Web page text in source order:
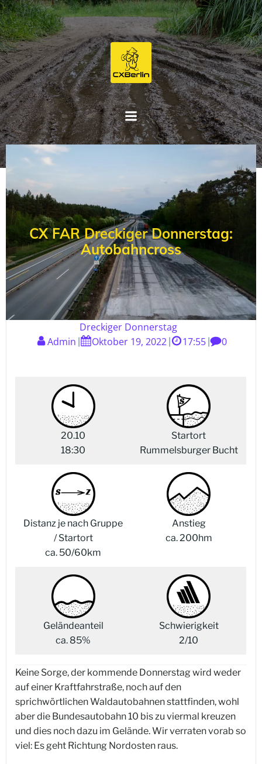
Zum
Inhalt
springen
CX FAR Dreckiger Donnerstag:
Autobahncross
Dreckiger Donnerstag
Admin
Oktober 19, 2022 17:55 0
20.10
18:30
Startort
Rummelsburger Bucht
Distanz je nach Gruppe
/ Startort
ca. 50/60km
Anstieg
ca. 200hm
Geländeanteil
ca. 85%
Schwierigkeit
2/10
Keine Sorge, der kommende Donnerstag wird weder
auf einer Kraftfahrstraße, noch auf den
sprichwörtlichen Waldautobahnen stattfinden, wohl
aber die Bundesautobahn 10 bis zu viermal kreuzen
und dies noch dazu im Gelände. Wir verraten vorab so
viel: Es geht Richtung Nordosten raus.